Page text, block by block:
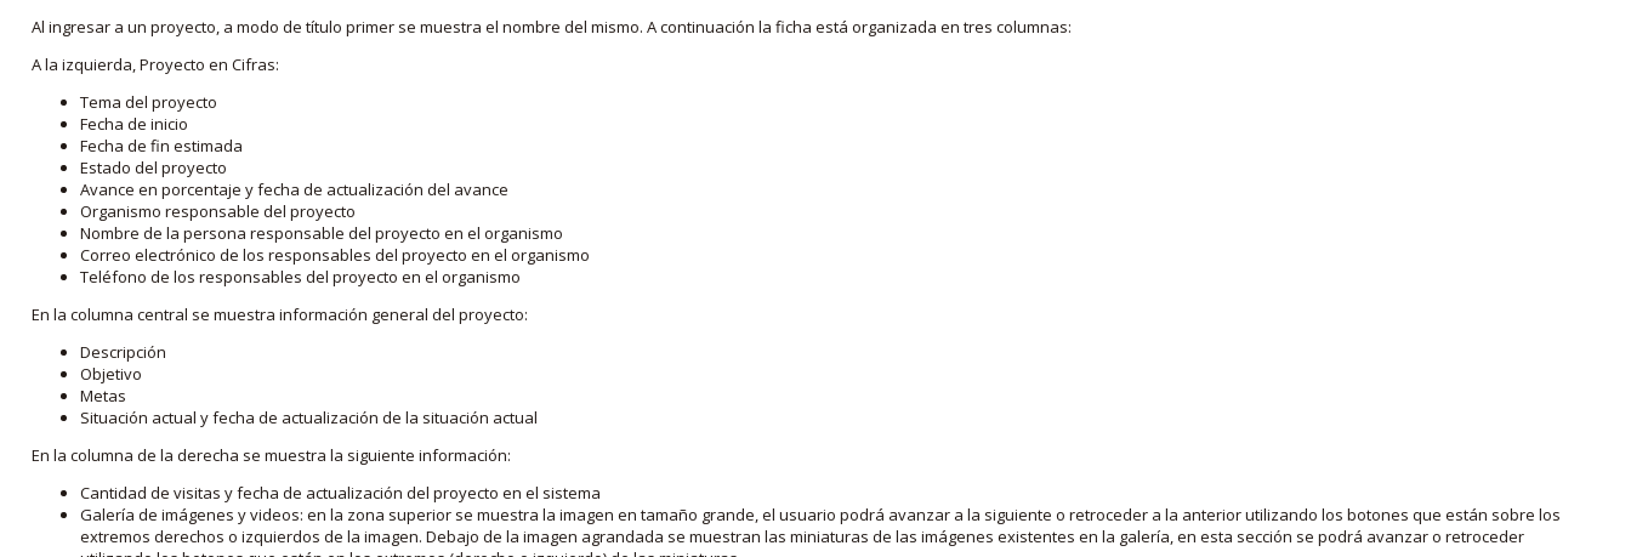
Al ingresar a un proyecto, a modo de título primer se muestra el nombre del mismo. A continuación la ficha está organizada en tres columnas:
A la izquierda, Proyecto en Cifras:
Tema del proyecto
Fecha de inicio
Fecha de fin estimada
Estado del proyecto
Avance en porcentaje y fecha de actualización del avance
Organismo responsable del proyecto
Nombre de la persona responsable del proyecto en el organismo
Correo electrónico de los responsables del proyecto en el organismo
Teléfono de los responsables del proyecto en el organismo
En la columna central se muestra información general del proyecto:
Descripción
Objetivo
Metas
Situación actual y fecha de actualización de la situación actual
En la columna de la derecha se muestra la siguiente información:
Cantidad de visitas y fecha de actualización del proyecto en el sistema
Galería de imágenes y videos: en la zona superior se muestra la imagen en tamaño grande, el usuario podrá avanzar a la siguiente o retroceder a la anterior utilizando los botones que están sobre los
extremos derechos o izquierdos de la imagen. Debajo de la imagen agrandada se muestran las miniaturas de las imágenes existentes en la galería, en esta sección se podrá avanzar o retroceder